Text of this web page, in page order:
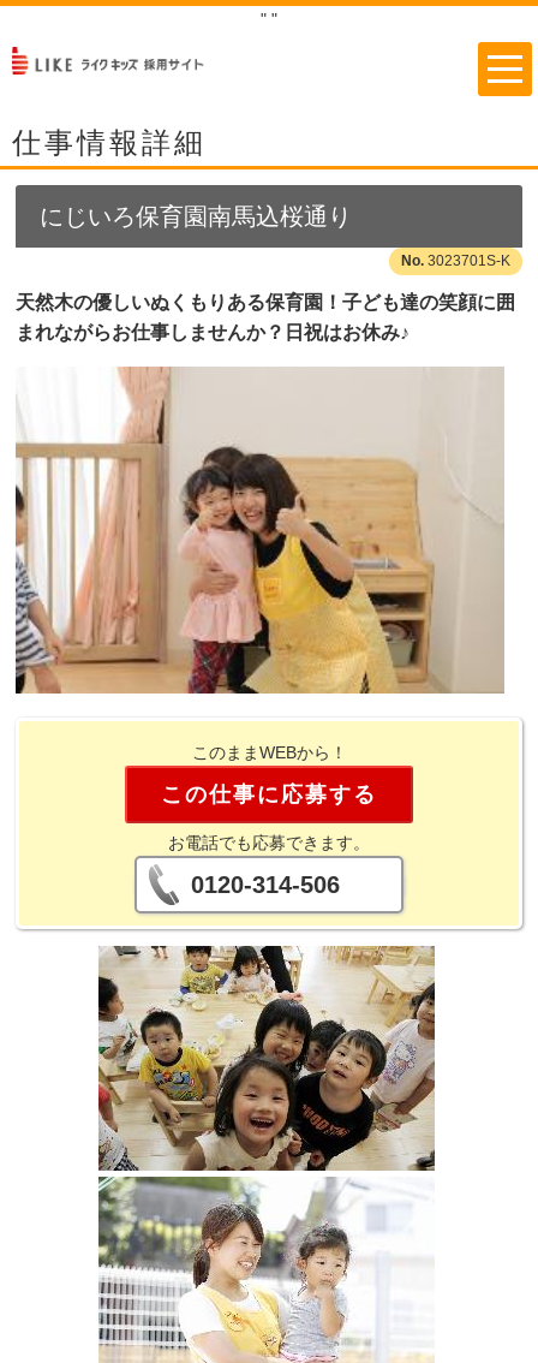
" "
仕事情報詳細
にじいろ保育園南馬込桜通り
3023701S-K
天然木の優しいぬくもりある保育園！子ども達の笑顔に囲
まれながらお仕事しませんか？日祝はお休み♪
このままWEBから！
この仕事に応募する
お電話でも応募できます。
0120-314-506